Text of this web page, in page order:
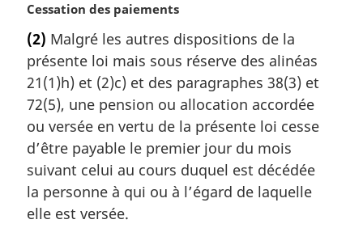
a
r
g
i
n
a
e
:
N
t
e
m
a
g
i
n
a
e
Cessation des paiements
(2) Malgré les autres dispositions de la
présente loi mais sous réserve des alinéas
21(1)h) et (2)c) et des paragraphes 38(3) et
72(5), une pension ou allocation accordée
ou versée en vertu de la présente loi cesse
d’être payable le premier jour du mois
suivant celui au cours duquel est décédée
la personne à qui ou à l’égard de laquelle
elle est versée.